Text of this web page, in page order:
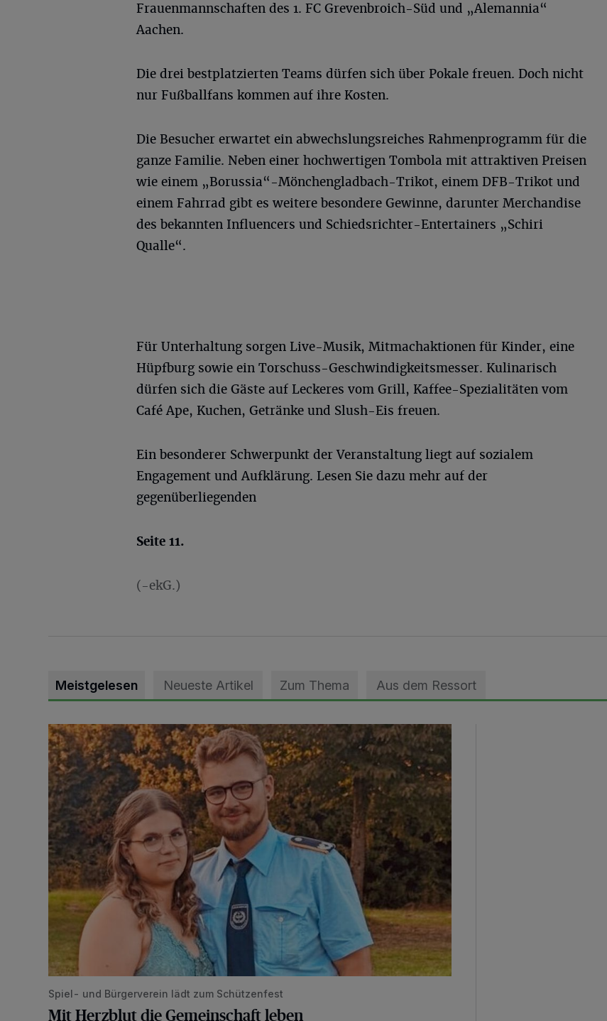
Frauenmannschaften des 1. FC Grevenbroich-Süd und „Alemannia“
Aachen.
Die drei bestplatzierten Teams dürfen sich über Pokale freuen. Doch nicht
nur Fußballfans kommen auf ihre Kosten.
Die Besucher erwartet ein abwechslungsreiches Rahmenprogramm für die
ganze Familie. Neben einer hochwertigen Tombola mit attraktiven Preisen
wie einem „Borussia“-Mönchengladbach-Trikot, einem DFB-Trikot und
einem Fahrrad gibt es weitere besondere Gewinne, darunter Merchandise
des bekannten Influencers und Schiedsrichter-Entertainers „Schiri
Qualle“.
Für Unterhaltung sorgen Live-Musik, Mitmachaktionen für Kinder, eine
Hüpfburg sowie ein Torschuss-Geschwindigkeitsmesser. Kulinarisch
dürfen sich die Gäste auf Leckeres vom Grill, Kaffee-Spezialitäten vom
Café Ape, Kuchen, Getränke und Slush-Eis freuen.
Ein besonderer Schwerpunkt der Veranstaltung liegt auf sozialem
Engagement und Aufklärung. Lesen Sie dazu mehr auf der
gegenüberliegenden
Seite 11.
(-ekG.)
Meistgelesen Neueste Artikel Zum Thema Aus dem Ressort
Mit Herzblut die Gemeinschaft leben
Spiel- und Bürgerverein lädt zum Schützenfest
Mit Herzblut die Gemeinschaft leben